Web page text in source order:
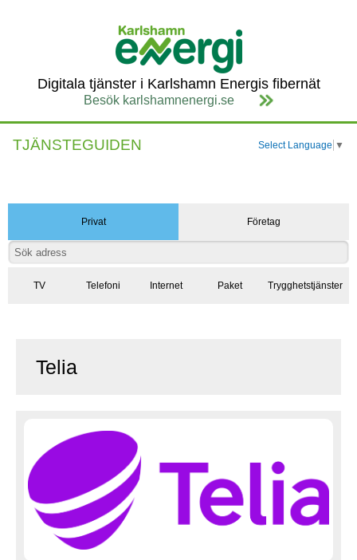
Digitala tjänster i Karlshamn Energis fibernät
Besök karlshamnenergi.se
TJÄNSTEGUIDEN Select Language ▼
Privat Företag
TV Telefoni Internet Paket Trygghetstjänster
Telia